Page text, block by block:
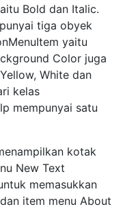
Bold dan Italic.
tiga obyek
yaitu
Color juga
White dan
kelas
mempunyai satu
kotak
New Text
memasukkan
item menu About